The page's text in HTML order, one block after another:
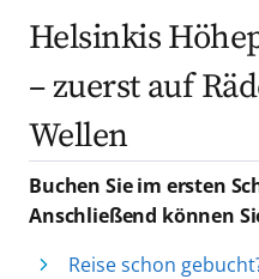
Helsinkis
– zuerst auf
Wellen
Buchen Sie im ersten
Anschließend können
Reise schon